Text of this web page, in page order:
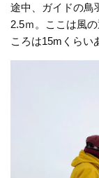
途中、ガイドの鳥
2.5ｍ。ここは風
ころは15mくらい